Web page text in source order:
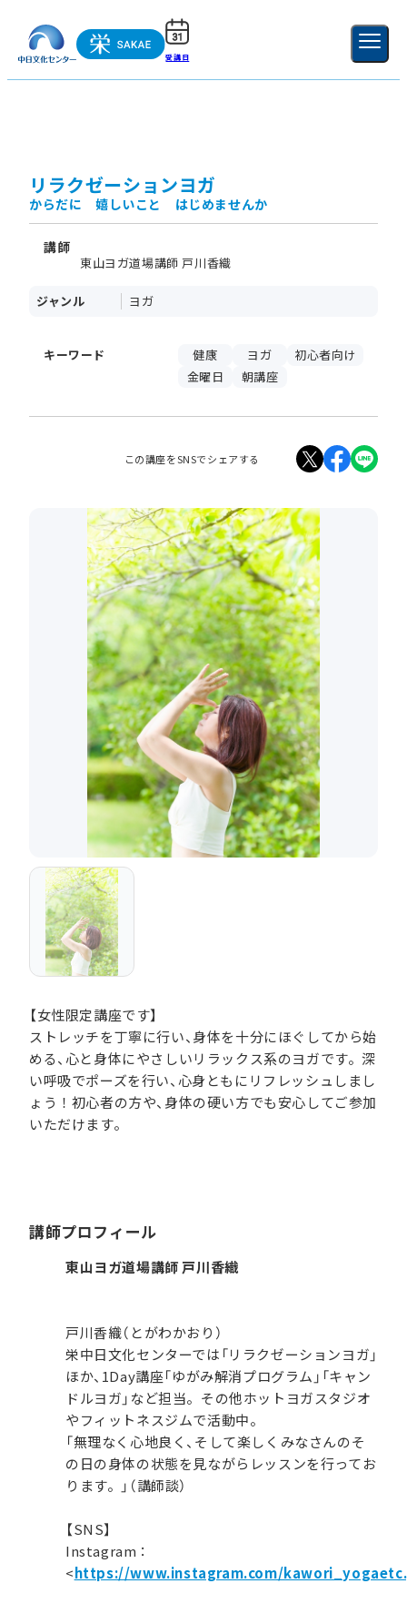
受講日 新規登録
リラクゼーションヨガ
からだに 嬉しいこと はじめませんか
講師
東山ヨガ道場講師 戸川香織
ジャンル ヨガ
キーワード 健康 ヨガ
初心者向け
金曜日
朝講座
この講座をSNSでシェアする
【女性限定講座です】
ストレッチを丁寧に行い、身体を十分にほぐしてから始
める、心と身体にやさしいリラックス系のヨガです。深
い呼吸でポーズを行い、心身ともにリフレッシュしまし
ょう！初心者の方や、身体の硬い方でも安心してご参加
いただけます。
講師プロフィール
東山ヨガ道場講師 戸川香織
戸川香織（とがわかおり）
栄中日文化センターでは「リラクゼーションヨガ」
ほか、1Day講座「ゆがみ解消プログラム」「キャン
ドルヨガ」など担当。その他ホットヨガスタジオ
やフィットネスジムで活動中。
「無理なく心地良く、そして楽しくみなさんのそ
の日の身体の状態を見ながらレッスンを行ってお
ります。」（講師談）
【SNS】
Instagram：
<https://www.instagram.com/